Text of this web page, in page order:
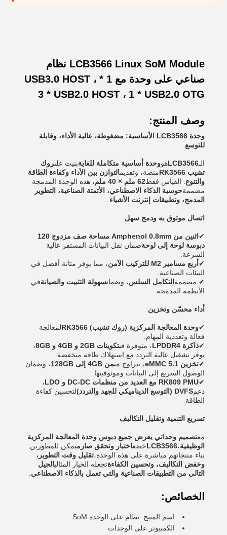
LCB3566 Linux SoM Module نظام
صناعي على وحدة مع 1 * USB3.0 HOST ،
3 * USB2.0 HOST ، 1 * USB2.0 OTG
وصف المنتج:
وحدة LCB3566 الأساسية: مضغوطة، عالية الأداء، وقابلة
للتوسع
الـLCB3566هووحدة أساسية متكاملة للغايةبنيت علىروك
تشيب RK3566
منصة، وتقديمالتوازن بين الأداء وكفاءة الطاقة
والتنوع . القياس فقط62 ملم × 40 ملم
، هذه الوحدة المدمجة
مصممةحوسبة الذكاء الاصطناعي، الأتمتة الصناعية، التطوير
المدمج، وتطبيقات إنترنت الأشياء
اتصال موثوق به ودمج سهل
✔
اثنين من Amphenol 0.8mm مساحة صف مزدوج 120
دبوسة لوحة إلى لوحةضمان نقل البيانات المستقر عالية
السرعة.
✔ أربع مسامير M2 للتركيب الآمن
، مما يوفر متانة أفضل في
البيئات الصناعية.
✔ مصممة التكامل السلس، وضمانسهولة التثبيت والصيانةفي
الأنظمة المدمجة.
أداء محسّن وتخزين
✔وحدة المعالجة المركزية (روك تشيب) RK3566
لمعالجة
فعالة وتعددية المهام.
✔ذاكرة LPDDR4 ، متوفرة فيتكوينات 2GB و 4GB و 8GB
،
يوفر تشغيل عالية التردد مع استهلاك طاقة منخفضة.
✔تخزين eMMC 5.1 ، تتراوح منمن 4GB إلى 128GB
، وضمان
الوصول السريع إلى البيانات وموثوقيتها.
✔RK809 PMU مع العديد من منظمات DC-DC و LDO
،
دعمDVFS (التوسع الديناميكي للجهد والتردد)
لتحسين كفاءة
الطاقة
تسريع التنمية وتقليل التكاليف
معتصميم وحداتي يعرض جميع دبوس وحدة المعالجة المركزية
الوظيفية،LCB3566خضعاختبار وتحقق صارميمكن للمطورين
بناء منتجاتهم مباشرة على هذه الوحدة،تقليل وقت التطوير،
وخفض التكاليف، وتحسين الكفاءة‬تجعله الخيار المثاليالجيل
التالي من التطبيقات الصناعية والتي تعمل بالذكاء الاصطناعي
الخصائص:
اسم المنتج: نظام على الوحدة SoM
الكمبيوتر على الوحدات